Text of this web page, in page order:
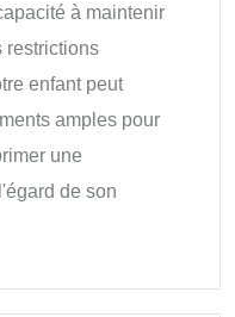
à maintenir
restrictions
enfant peut
amples pour
une
de son